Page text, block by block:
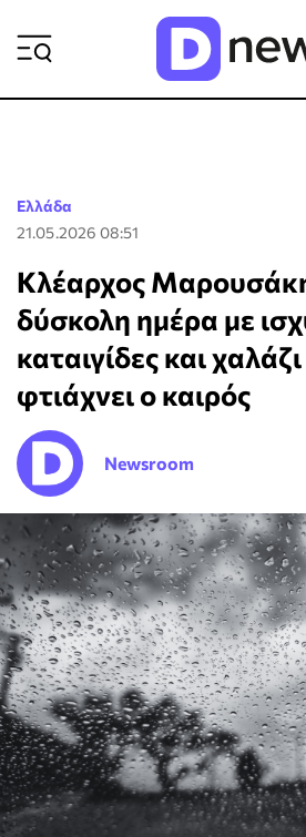
Ελλάδα
21.05.2026 08:51
Κλέαρχος
δύσκολη ημέρα με
καταιγίδες και
φτιάχνει ο καιρός
Newsroom